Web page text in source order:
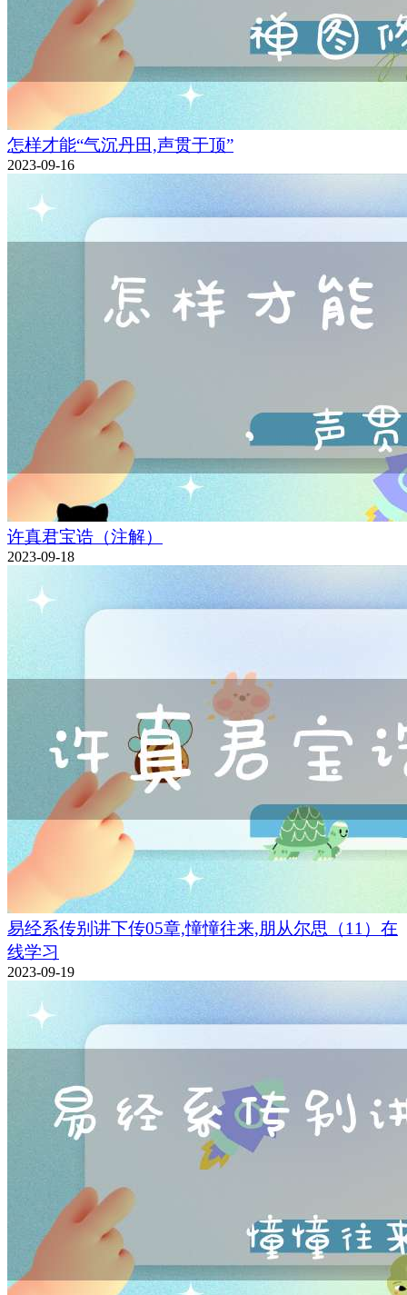
怎样才能“气沉丹田,声贯于顶”
2023-09-16
许真君宝诰（注解）
2023-09-18
易经系传别讲下传05章,憧憧往来,朋从尔思（11）在
线学习
2023-09-19